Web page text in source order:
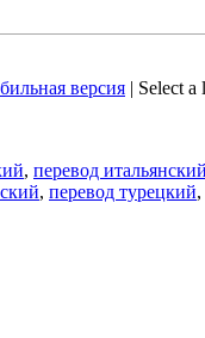
версия | Select a
, перевод итальянский
, перевод турецкий,